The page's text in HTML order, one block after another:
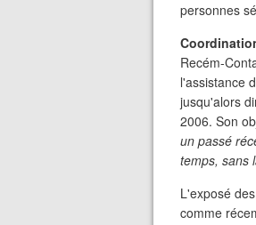
personnes
Recém-
l'assistance
jusqu'alors
2006. Son
un passé
temps, sans
L'exposé
comme